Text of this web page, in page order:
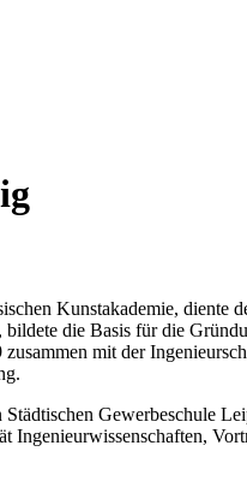
Kunstakademie, diente
die Basis für die
mit der
Gewerbeschule